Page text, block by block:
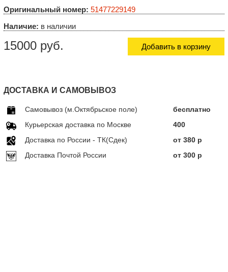
Оригинальный номер: 51477229149
Наличие: в наличии
15000 руб. Добавить в корзину
ДОСТАВКА И САМОВЫВОЗ
Самовывоз (м.Октябрьское поле)
бесплатно
Курьерская доставка по Москве
400
Доставка по Росcии - ТК(Сдек)
от 380 р
Доставка Почтой России
от 300 р